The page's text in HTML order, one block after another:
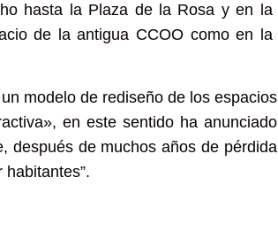
hasta la Plaza de la Rosa y en la
de la antigua CCOO como en la
modelo de rediseño de los espacios
en este sentido ha anunciado
después de muchos años de pérdida